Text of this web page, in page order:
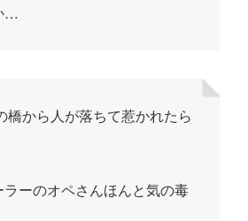
…
から人が落ちて惹かれたら
ーのオペさんほんと気の毒